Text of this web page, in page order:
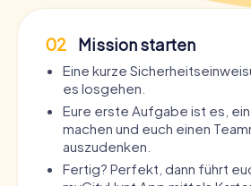
02 Mission starten
Eine kurze
es losgehen.
Eure erste Aufgabe ist es,
machen und euch einen
auszudenken.
Fertig? Perfekt, dann führt